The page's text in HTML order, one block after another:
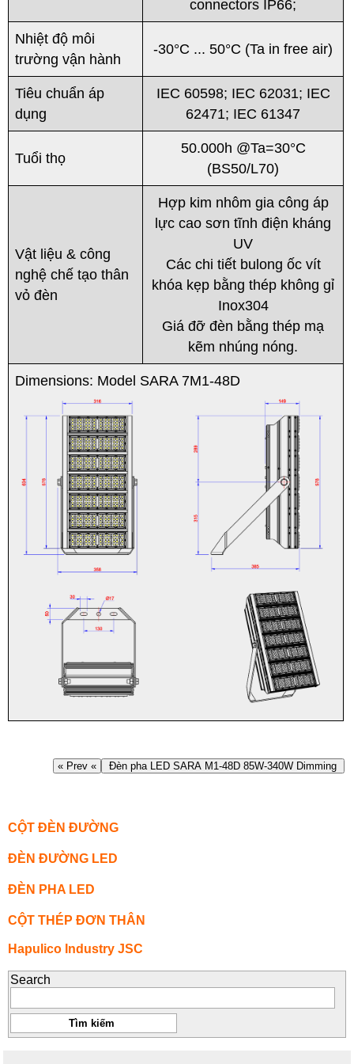
connectors IP66;
Nhiệt độ môi
trường vận hành
-30°C ... 50°C (Ta in free air)
Tiêu chuẩn áp
dụng
IEC 60598; IEC 62031; IEC
62471; IEC 61347
Tuổi thọ
50.000h @Ta=30°C
(BS50/L70)
Vật liệu & công
nghệ chế tạo thân
vỏ đèn
Hợp kim nhôm gia công áp
lực cao sơn tĩnh điện kháng
UV
Các chi tiết bulong ốc vít
khóa kẹp bằng thép không gỉ
Inox304
Giá đỡ đèn bằng thép mạ
kẽm nhúng nóng.
Dimensions: Model SARA 7M1-48D
« Prev « Đèn pha LED SARA M1-48D 85W-340W Dimming
CỘT ĐÈN ĐƯỜNG
ĐÈN ĐƯỜNG LED
ĐÈN PHA LED
CỘT THÉP ĐƠN THÂN
Hapulico Industry JSC
Search